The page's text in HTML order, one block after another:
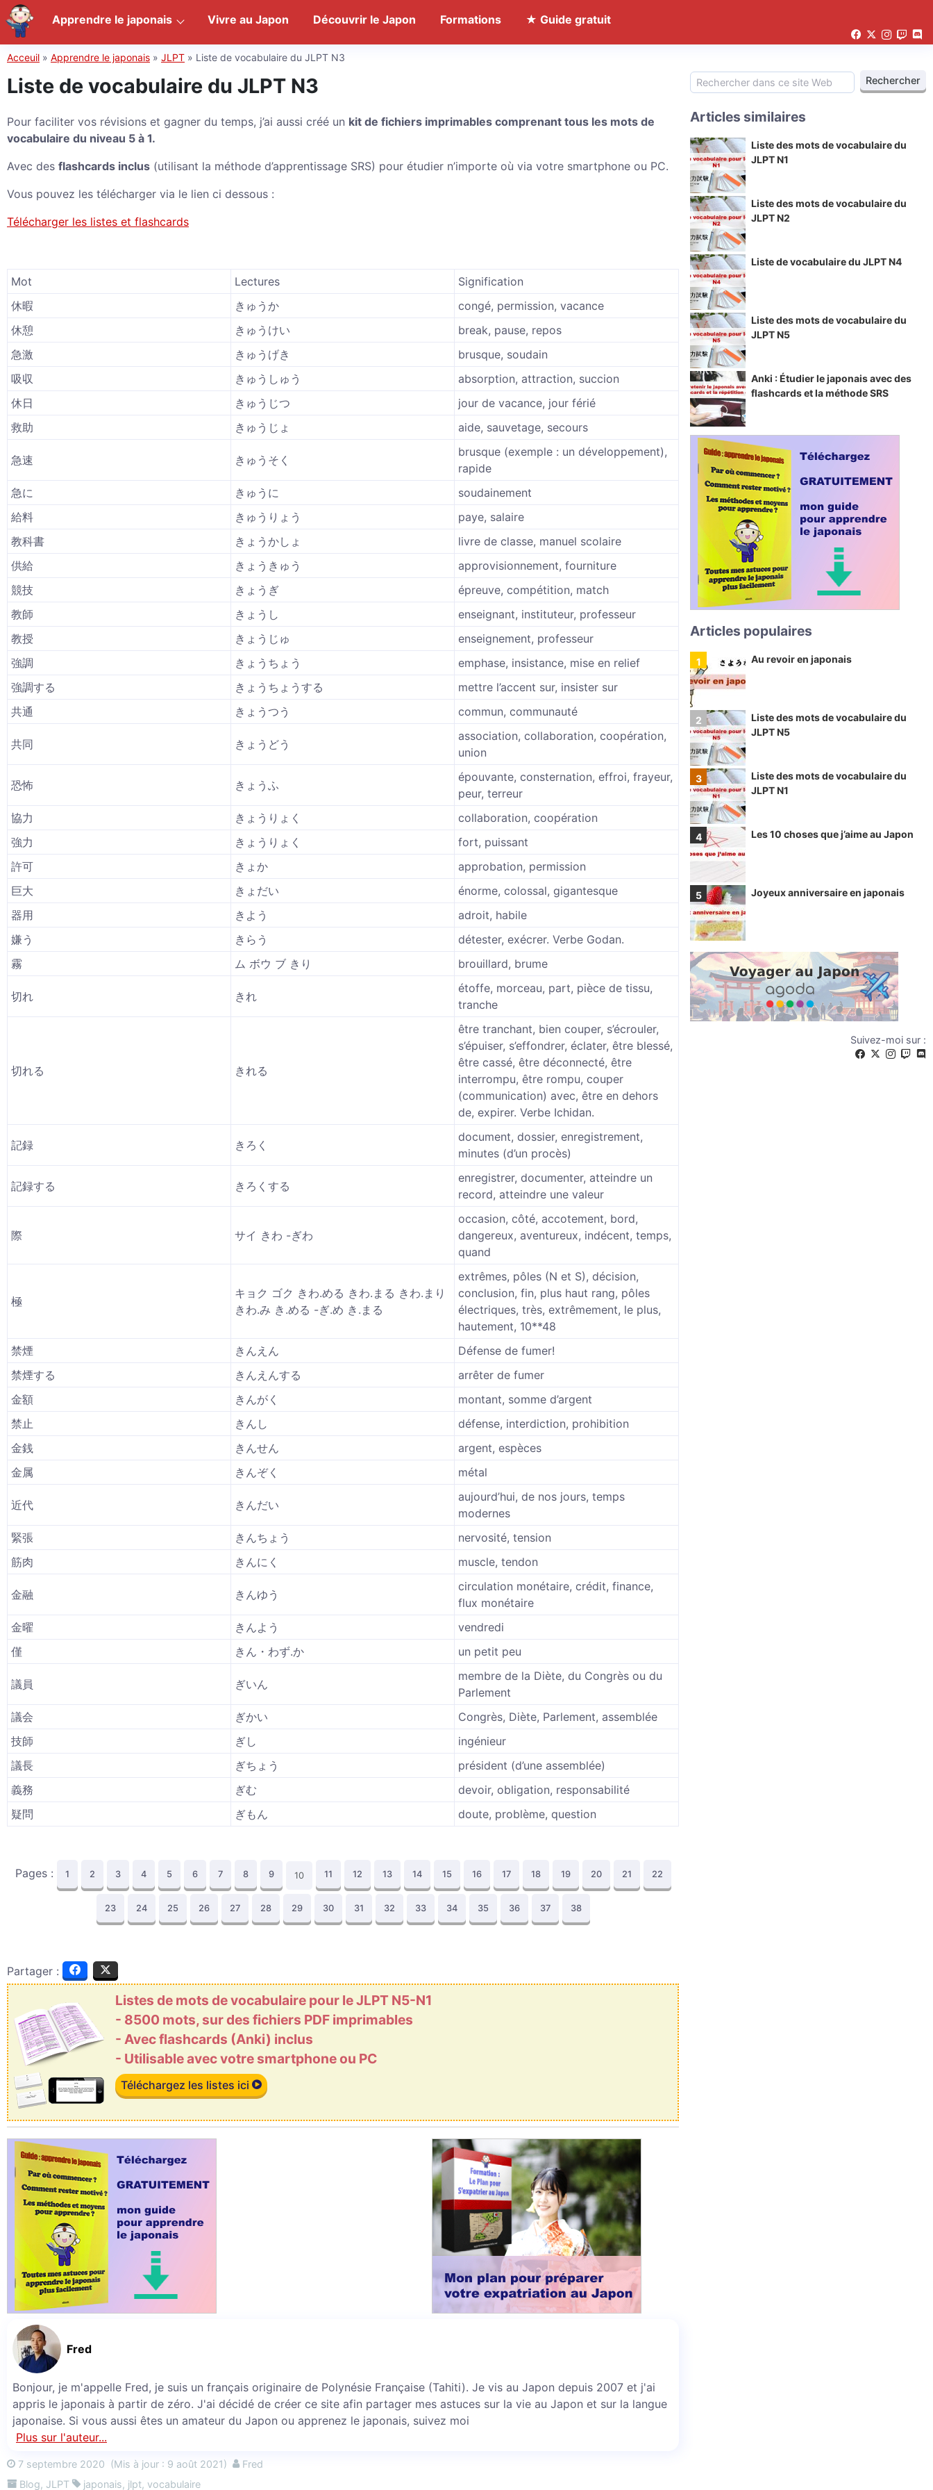
Acceuil » Apprendre le japonais » JLPT » Liste de vocabulaire du JLPT N3
Liste de vocabulaire du JLPT N3
Pour faciliter vos révisions et gagner du temps, j’ai aussi créé un kit de fichiers imprimables comprenant tous les mots de
vocabulaire du niveau 5 à 1.
Avec des flashcards inclus (utilisant la méthode d’apprentissage SRS) pour étudier n’importe où via votre smartphone ou PC.
Vous pouvez les télécharger via le lien ci dessous :
Télécharger les listes et flashcards
Mot Lectures
Signification
休暇
きゅうか
congé, permission, vacance
休憩
きゅうけい
break, pause, repos
急激
きゅうげき
brusque, soudain
吸収
きゅうしゅう
absorption, attraction, succion
休日
きゅうじつ
jour de vacance, jour férié
救助
きゅうじょ aide, sauvetage, secours
急速 きゅうそく
brusque (exemple : un développement),
rapide
急に
きゅうに
soudainement
給料
きゅうりょう
paye, salaire
教科書
きょうかしょ
livre de classe, manuel scolaire
供給
きょうきゅう
approvisionnement, fourniture
競技
きょうぎ
épreuve, compétition, match
教師
きょうし
enseignant, instituteur, professeur
教授
きょうじゅ
enseignement, professeur
強調
きょうちょう
emphase, insistance, mise en relief
強調する
きょうちょうする
mettre l’accent sur, insister sur
共通
きょうつう commun, communauté
共同 きょうどう
association, collaboration, coopération,
union
恐怖 きょうふ
épouvante, consternation, effroi, frayeur,
peur, terreur
協力
きょうりょく
collaboration, coopération
強力
きょうりょく
fort, puissant
許可
きょか
approbation, permission
巨大
きょだい
énorme, colossal, gigantesque
器用
きよう
adroit, habile
嫌う
きらう
détester, exécrer. Verbe Godan.
霧
ム ボウ ブ きり brouillard, brume
切れ きれ
étoffe, morceau, part, pièce de tissu,
tranche
切れる きれる
être tranchant, bien couper, s’écrouler,
s’épuiser, s’effondrer, éclater, être blessé,
être cassé, être déconnecté, être
interrompu, être rompu, couper
(communication) avec, être en dehors
de, expirer. Verbe Ichidan.
記録 きろく
document, dossier, enregistrement,
minutes (d’un procès)
記録する きろくする
enregistrer, documenter, atteindre un
record, atteindre une valeur
際 サイ きわ -ぎわ
occasion, côté, accotement, bord,
dangereux, aventureux, indécent, temps,
quand
極
キョク ゴク きわ.める きわ.まる きわ.まり
きわ.み き.める -ぎ.め き.まる
extrêmes, pôles (N et S), décision,
conclusion, fin, plus haut rang, pôles
électriques, très, extrêmement, le plus,
hautement, 10**48
禁煙
きんえん
Défense de fumer!
禁煙する
きんえんする
arrêter de fumer
金額
きんがく
montant, somme d’argent
禁止
きんし
défense, interdiction, prohibition
金銭
きんせん
argent, espèces
金属
きんぞく métal
近代 きんだい
aujourd’hui, de nos jours, temps
modernes
緊張
きんちょう
nervosité, tension
筋肉
きんにく muscle, tendon
金融 きんゆう
circulation monétaire, crédit, finance,
flux monétaire
金曜
きんよう
vendredi
僅
きん・わず.か un petit peu
議員 ぎいん
membre de la Diète, du Congrès ou du
Parlement
議会
ぎかい
Congrès, Diète, Parlement, assemblée
技師
ぎし
ingénieur
議長
ぎちょう
président (d’une assemblée)
義務
ぎむ
devoir, obligation, responsabilité
疑問
ぎもん doute, problème, question
Pages : 1 2 3 4 5 6 7 8 9 10 11 12 13 14 15 16 17 18 19 20 21 22
23 24 25 26 27 28 29 30 31 32 33 34 35 36 37 38
Partager :
Listes de mots de vocabulaire pour le JLPT N5-N1
- 8500 mots, sur des fichiers PDF imprimables
- Avec flashcards (Anki) inclus
- Utilisable avec votre smartphone ou PC
Téléchargez les listes ici
Fred
Bonjour, je m'appelle Fred, je suis un français originaire de Polynésie Française (Tahiti). Je vis au Japon depuis 2007 et j'ai
appris le japonais à partir de zéro. J'ai décidé de créer ce site afin partager mes astuces sur la vie au Japon et sur la langue
japonaise. Si vous aussi êtes un amateur du Japon ou apprenez le japonais, suivez moi
Plus sur l'auteur...
7 septembre 2020 (Mis à jour : 9 août 2021)
Fred
Blog, JLPT japonais, jlpt, vocabulaire
Articles similaires
Liste des mots de vocabulaire du
JLPT N1
Liste des mots de vocabulaire du
JLPT N2
Liste de vocabulaire du JLPT N4
Liste des mots de vocabulaire du
JLPT N5
Anki : Étudier le japonais avec des
flashcards et la méthode SRS
Articles populaires
Au revoir en japonais
Liste des mots de vocabulaire du
JLPT N5
Liste des mots de vocabulaire du
JLPT N1
Les 10 choses que j’aime au Japon
Joyeux anniversaire en japonais
Suivez-moi sur :
Apprendre le japonais Vivre au Japon Découvrir le Japon Formations ★ Guide gratuit